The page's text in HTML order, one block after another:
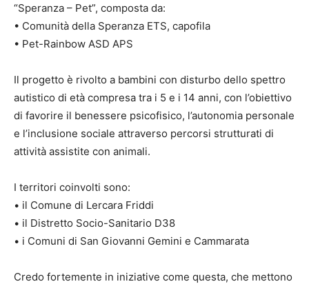
“Speranza – Pet”, composta da:
• Comunità della Speranza ETS, capofila
• Pet-Rainbow ASD APS
Il progetto è rivolto a bambini con disturbo dello spettro
autistico di età compresa tra i 5 e i 14 anni, con l’obiettivo
di favorire il benessere psicofisico, l’autonomia personale
e l’inclusione sociale attraverso percorsi strutturati di
attività assistite con animali.
I territori coinvolti sono:
• il Comune di Lercara Friddi
• il Distretto Socio-Sanitario D38
• i Comuni di San Giovanni Gemini e Cammarata
Credo fortemente in iniziative come questa, che mettono